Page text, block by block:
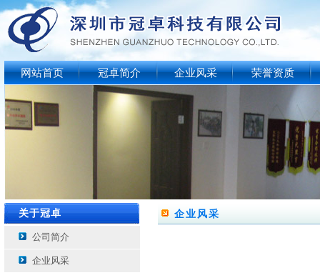
网站首页 冠卓简介 企业风采 荣誉资质
关于冠卓
公司简介
企业风采
企业风采